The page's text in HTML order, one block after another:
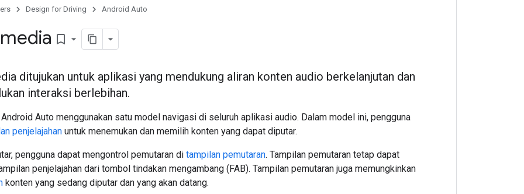
Design for Driving Android Auto
bookmark_border
ditujukan untuk aplikasi yang mendukung aliran konten audio berkelanjutan dan
interaksi berlebihan.
Auto menggunakan satu model navigasi di seluruh aplikasi audio. Dalam model ini, pengguna
penjelajahan untuk menemukan dan memilih konten yang dapat diputar.
pengguna dapat mengontrol pemutaran di tampilan pemutaran. Tampilan pemutaran tetap dapat
penjelajahan dari tombol tindakan mengambang (FAB). Tampilan pemutaran juga memungkinkan
konten yang sedang diputar dan yang akan datang.